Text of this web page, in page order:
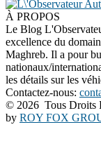
À PROPOS
Le Blog
excellence du
Maghreb. Il a pour
nationaux/
les détails sur les
Contactez-nous:
© 2026 Tous Droits
by ROY FOX